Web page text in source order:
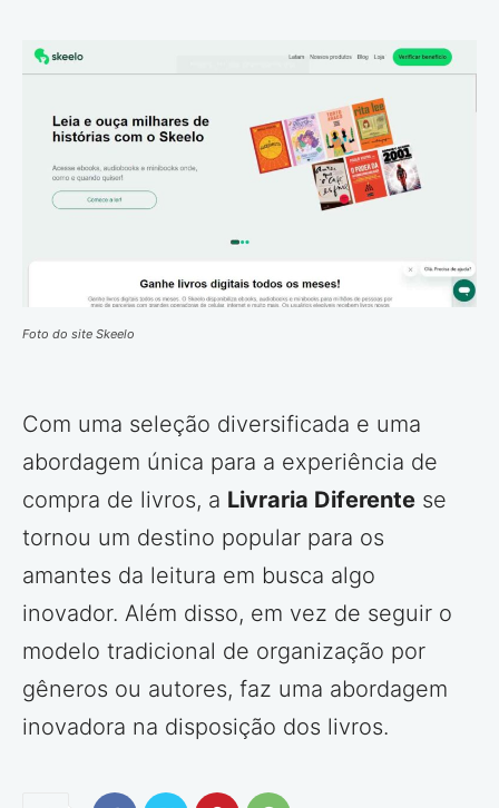
Foto do site Skeelo
Com uma seleção diversificada e uma
abordagem única para a experiência de
compra de livros, a Livraria Diferente se
tornou um destino popular para os
amantes da leitura em busca algo
inovador. Além disso, em vez de seguir o
modelo tradicional de organização por
gêneros ou autores, faz uma abordagem
inovadora na disposição dos livros.